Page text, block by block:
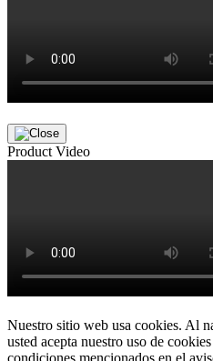
Product Video
Nuestro sitio web usa cookies. Al
usted acepta nuestro uso de
condiciones mencionados en el